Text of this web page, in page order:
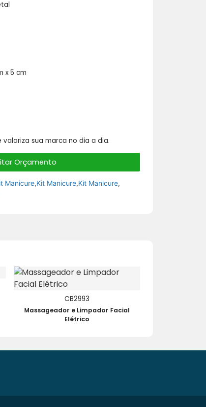
x 5 cm
sua marca no dia a dia.
Orçamento
Manicure,Kit Manicure,Kit Manicure,
CB2993
Massageador e Limpador Facial
Elétrico